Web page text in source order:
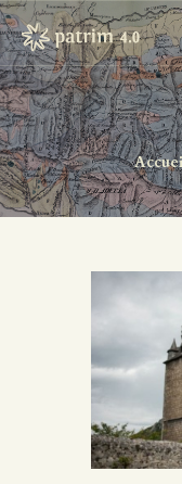
ACCUEIL
LE